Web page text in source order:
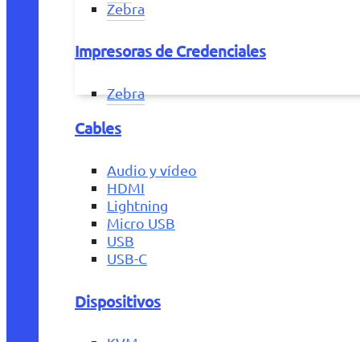
Zebra
Impresoras de Credenciales
Zebra
Cables
Audio y vídeo
HDMI
Lightning
Micro USB
USB
USB-C
Dispositivos